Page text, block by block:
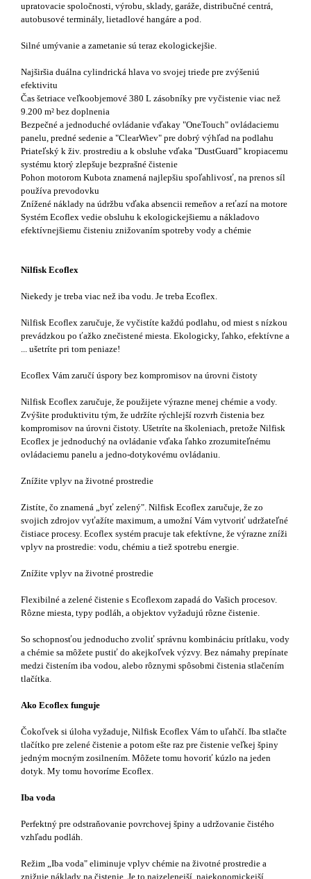
upratovacie spoločnosti, výrobu, sklady, garáže, distribučné centrá,
autobusové terminály, lietadlové hangáre a pod.
Silné umývanie a zametanie sú teraz ekologickejšie.
Najširšia duálna cylindrická hlava vo svojej triede pre zvýšeniú
efektivitu
Čas šetriace veľkoobjemové 380 L zásobníky pre vyčistenie viac než
9.200 m² bez doplnenia
Bezpečné a jednoduché ovládanie vďakay "OneTouch" ovládaciemu
panelu, predné sedenie a "ClearWiev" pre dobrý výhľad na podlahu
Priateľský k živ. prostrediu a k obsluhe vďaka "DustGuard" kropiacemu
systému ktorý zlepšuje bezprašné čistenie
Pohon motorom Kubota znamená najlepšiu spoľahlivosť, na prenos síl
používa prevodovku
Znížené náklady na údržbu vďaka absencii remeňov a reťazí na motore
Systém Ecoflex vedie obsluhu k ekologickejšiemu a nákladovo
efektívnejšiemu čisteniu znižovaním spotreby vody a chémie
Nilfisk Ecoflex
Niekedy je treba viac než iba vodu. Je treba Ecoflex.
Nilfisk Ecoflex zaručuje, že vyčistíte každú podlahu, od miest s nízkou
prevádzkou po ťažko znečistené miesta. Ekologicky, ľahko, efektívne a
... ušetríte pri tom peniaze!
Ecoflex Vám zaručí úspory bez kompromisov na úrovni čistoty
Nilfisk Ecoflex zaručuje, že použijete výrazne menej chémie a vody.
Zvýšite produktivitu tým, že udržíte rýchlejší rozvrh čistenia bez
kompromisov na úrovni čistoty. Ušetríte na školeniach, pretože Nilfisk
Ecoflex je jednoduchý na ovládanie vďaka ľahko zrozumiteľnému
ovládaciemu panelu a jedno-dotykovému ovládaniu.
Znížite vplyv na životné prostredie
Zistíte, čo znamená „byť zelený". Nilfisk Ecoflex zaručuje, že zo
svojich zdrojov vyťažíte maximum, a umožní Vám vytvoriť udržateľné
čistiace procesy. Ecoflex systém pracuje tak efektívne, že výrazne zníži
vplyv na prostredie: vodu, chémiu a tiež spotrebu energie.
Znížite vplyv na životné prostredie
Flexibilné a zelené čistenie s Ecoflexom zapadá do Vašich procesov.
Rôzne miesta, typy podláh, a objektov vyžadujú rôzne čistenie.
So schopnosťou jednoducho zvoliť správnu kombináciu prítlaku, vody
a chémie sa môžete pustiť do akejkoľvek výzvy. Bez námahy prepínate
medzi čistením iba vodou, alebo rôznymi spôsobmi čistenia stlačením
tlačítka.
Ako Ecoflex funguje
Čokoľvek si úloha vyžaduje, Nilfisk Ecoflex Vám to uľahčí. Iba stlačte
tlačítko pre zelené čistenie a potom ešte raz pre čistenie veľkej špiny
jedným mocným zosilnením. Môžete tomu hovoriť kúzlo na jeden
dotyk. My tomu hovoríme Ecoflex.
Iba voda
Perfektný pre odstraňovanie povrchovej špiny a udržovanie čistého
vzhľadu podláh.
Režim „Iba voda" eliminuje vplyv chémie na životné prostredie a
znižuje náklady na čistenie. Je to najzelenejší, najekonomickejší